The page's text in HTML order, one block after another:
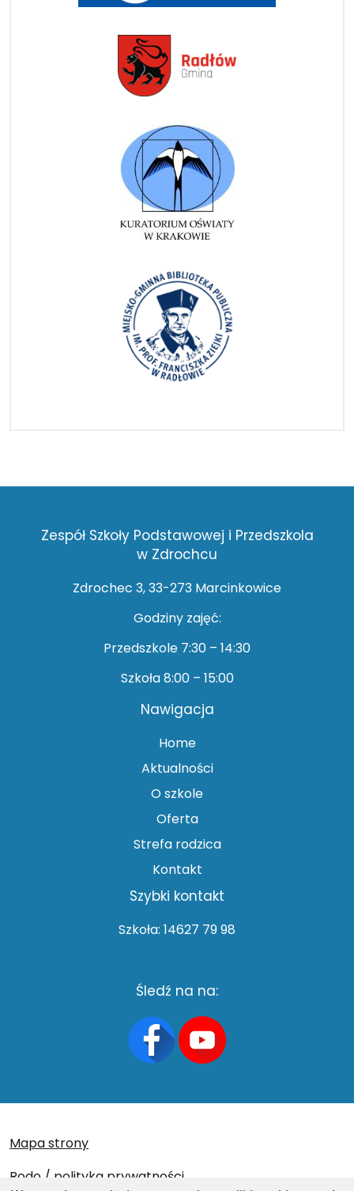
Zespół Szkoły Podstawowej i Przedszkola
w Zdrochcu
Zdrochec 3, 33-273 Marcinkowice
Godziny zajęć:
Przedszkole 7:30 – 14:30
Szkoła 8:00 – 15:00
Nawigacja
Home
Aktualności
O szkole
Oferta
Strefa rodzica
Kontakt
Szybki kontakt
Szkoła: 14627 79 98
Śledź na na:
Mapa strony
Rodo / polityka prywatności